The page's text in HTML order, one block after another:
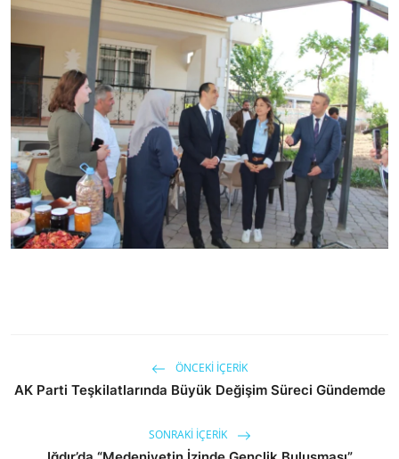
ÖNCEKI İÇERIK
AK Parti Teşkilatlarında Büyük Değişim Süreci Gündemde
SONRAKI İÇERIK